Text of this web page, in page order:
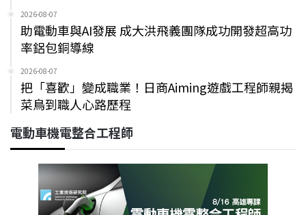
2026-08-07
助電動車與AI發展 成大洪飛義團隊成功開發超高功
率鋁包銅導線
2026-08-07
把「喜歡」變成職業！日商Aiming遊戲工程師親揭
菜鳥到職人心路歷程
電動車機電整合工程師